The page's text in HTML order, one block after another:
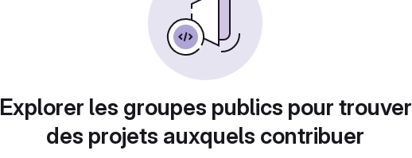
Explorer les groupes publics pour trouver
des projets auxquels contribuer